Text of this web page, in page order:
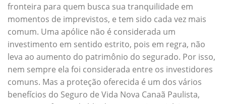
fronteira para quem busca sua tranquilidade em
momentos de imprevistos, e tem sido cada vez mais
comum. Uma apólice não é considerada um
investimento em sentido estrito, pois em regra, não
leva ao aumento do patrimônio do segurado. Por isso,
nem sempre ela foi considerada entre os investidores
comuns. Mas a proteção oferecida é um dos vários
benefícios do Seguro de Vida Nova Canaã Paulista,